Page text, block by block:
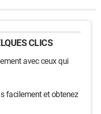
CLICS
avec ceux qui
facilement et obtenez